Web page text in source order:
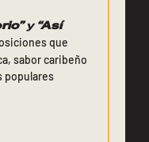
y “Así
que
sabor caribeño
populares